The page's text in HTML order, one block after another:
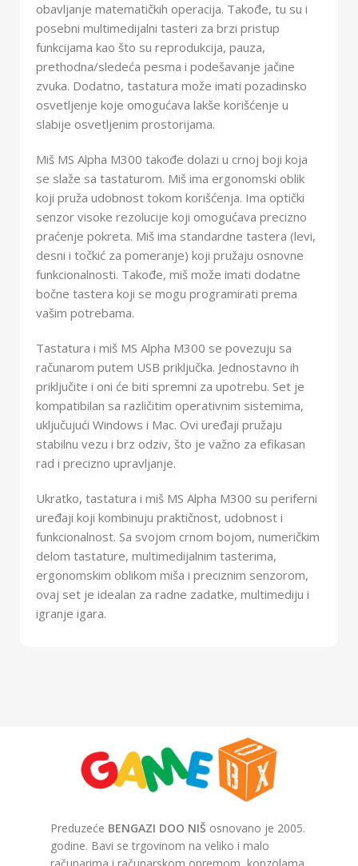
obavljanje matematičkih operacija. Takođe, tu su i
posebni multimedijalni tasteri za brzi pristup
funkcijama kao što su reprodukcija, pauza,
prethodna/sledeća pesma i podešavanje jačine
zvuka. Dodatno, tastatura može imati pozadinsko
osvetljenje koje omogućava lakše korišćenje u
slabije osvetljenim prostorijama.
Miš MS Alpha M300 takođe dolazi u crnoj boji koja
se slaže sa tastaturom. Miš ima ergonomski oblik
koji pruža udobnost tokom korišćenja. Ima optički
senzor visoke rezolucije koji omogućava precizno
praćenje pokreta. Miš ima standardne tastera (levi,
desni i točkić za pomeranje) koji pružaju osnovne
funkcionalnosti. Takođe, miš može imati dodatne
bočne tastera koji se mogu programirati prema
vašim potrebama.
Tastatura i miš MS Alpha M300 se povezuju sa
računarom putem USB priključka. Jednostavno ih
priključite i oni će biti spremni za upotrebu. Set je
kompatibilan sa različitim operativnim sistemima,
uključujući Windows i Mac. Ovi uređaji pružaju
stabilnu vezu i brz odziv, što je važno za efikasan
rad i precizno upravljanje.
Ukratko, tastatura i miš MS Alpha M300 su periferni
uređaji koji kombinuju praktičnost, udobnost i
funkcionalnost. Sa svojom crnom bojom, numeričkim
delom tastature, multimedijalnim tasterima,
ergonomskim oblikom miša i preciznim senzorom,
ovaj set je idealan za radne zadatke, multimediju i
igranje igara.
Preduzeće BENGAZI DOO NIŠ osnovano je 2005.
godine. Bavi se trgovinom na veliko i malo